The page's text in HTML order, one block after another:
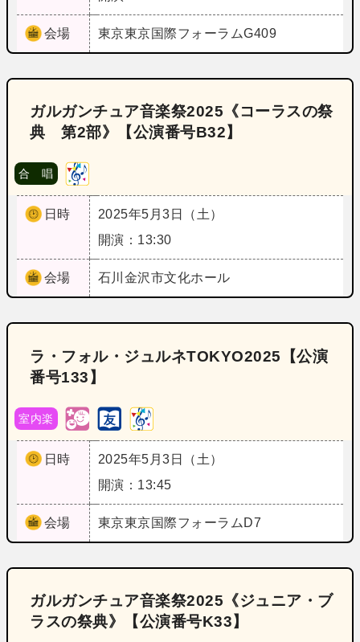
会場 東京東京国際フォーラムG409
ガルガンチュア音楽祭2025《コーラスの祭
典 第2部》【公演番号B32】
合 唱
日時
2025年5月3日（土）
開演：13:30
会場 石川 金沢市文化ホール
ラ・フォル・ジュルネTOKYO2025【公演
番号133】
室内楽
日時
2025年5月3日（土）
開演：13:45
会場 東京東京国際フォーラムD7
ガルガンチュア音楽祭2025《ジュニア・ブ
ラスの祭典》【公演番号K33】